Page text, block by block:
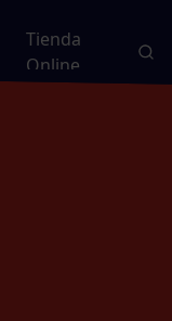
Tienda
Online